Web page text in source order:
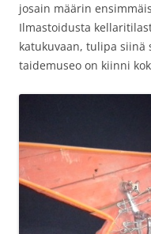
josain määrin
Ilmastoidusta
katukuvaan, tulipa siinä
taidemuseo on kiinni